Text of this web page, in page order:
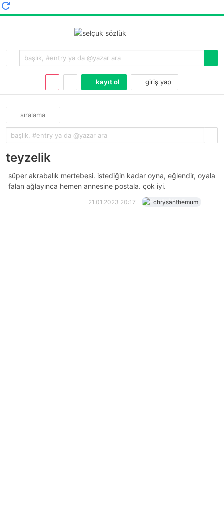
kayıt ol giriş yap
sıralama
teyzelik
süper akrabalık mertebesi. istediğin kadar oyna, eğlendir, oyala
falan ağlayınca hemen annesine postala. çok iyi.
21.01.2023 20:17 chrysanthemum